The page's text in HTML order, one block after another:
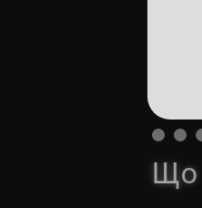
Slide 1 of
Що